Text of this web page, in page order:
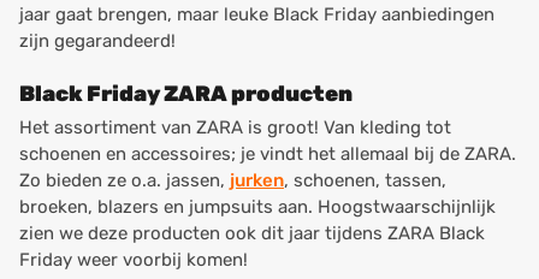
jaar gaat brengen, maar leuke Black Friday aanbiedingen
zijn gegarandeerd!
Black Friday ZARA producten
Het assortiment van ZARA is groot! Van kleding tot
schoenen en accessoires; je vindt het allemaal bij de ZARA.
Zo bieden ze o.a. jassen, jurken, schoenen, tassen,
broeken, blazers en jumpsuits aan. Hoogstwaarschijnlijk
zien we deze producten ook dit jaar tijdens ZARA Black
Friday weer voorbij komen!